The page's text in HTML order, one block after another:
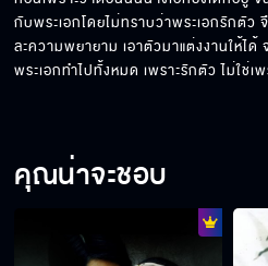
กับพระเอกโดยไม่ทราบว่าพระเอกรักตัว
ละความพยายาม เอาตัวมาแต่งงานให้ได้
พระเอกทำไปทั้งหมด เพราะรักตัว ไม่ใช่เ
คุณน่าจะชอบ